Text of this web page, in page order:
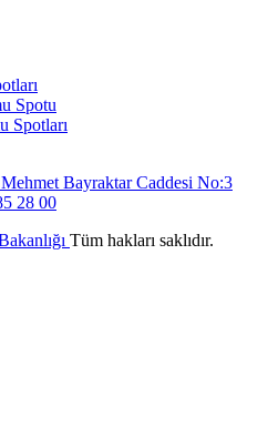
Spotu
Spotları
Bayraktar Caddesi No:3
28 00
Tüm hakları saklıdır.